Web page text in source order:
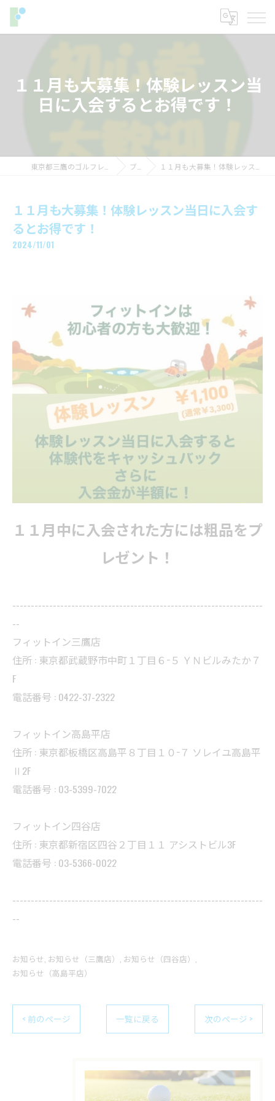
１１月も大募集！体験レッスン当
日に入会するとお得です！
ブログ １１月も大募集！体験レッスン当日に入会するとお得です！
１１月も大募集！体験レッスン当日に入会す
るとお得です！
2024/11/01
１１月中に入会された方には粗品をプ
レゼント！
--------------------------------------------------------------------
--
フィットイン三鷹店
住所 : 東京都武蔵野市中町１丁目６−５ ＹＮビルみたか７
F
電話番号 : 0422-37-2322
フィットイン高島平店
住所 : 東京都板橋区高島平８丁目１０−７ ソレイユ高島平
Ⅱ2F
電話番号 : 03-5399-7022
フィットイン四谷店
住所 : 東京都新宿区四谷２丁目１１ アシストビル3F
電話番号 : 03-5366-0022
--------------------------------------------------------------------
--
お知らせ お知らせ（三鷹店）
お知らせ（四谷店）
お知らせ（高島平店）
< 前のページ 一覧に戻る 次のページ >